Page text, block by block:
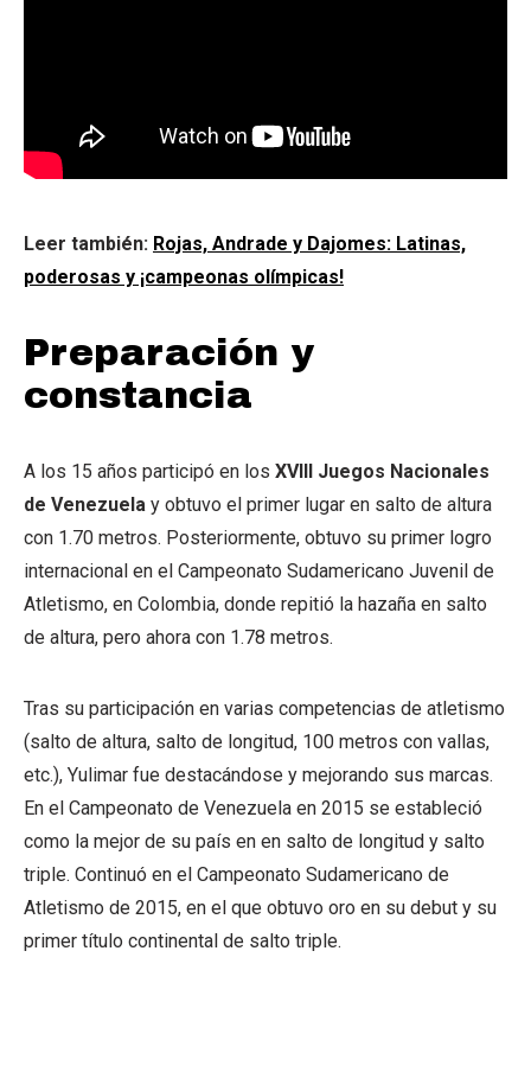
Leer también: Rojas, Andrade y Dajomes: Latinas,
poderosas y ¡campeonas olímpicas!
Preparación y
constancia
A los 15 años participó en los XVIII Juegos Nacionales
de Venezuela y obtuvo el primer lugar en salto de altura
con 1.70 metros. Posteriormente, obtuvo su primer logro
internacional en el Campeonato Sudamericano Juvenil de
Atletismo, en Colombia, donde repitió la hazaña en salto
de altura, pero ahora con 1.78 metros.
Tras su participación en varias competencias de atletismo
(salto de altura, salto de longitud, 100 metros con vallas,
etc.), Yulimar fue destacándose y mejorando sus marcas.
En el Campeonato de Venezuela en 2015 se estableció
como la mejor de su país en en salto de longitud y salto
triple. Continuó en el Campeonato Sudamericano de
Atletismo de 2015, en el que obtuvo oro en su debut y su
primer título continental de salto triple.